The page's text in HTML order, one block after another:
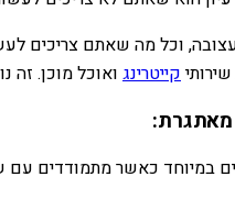
וכל מה שאתם צריכים
קייטרינג ואוכל מוכן.
מאתגרת:
במיוחד כאשר מתמודדים